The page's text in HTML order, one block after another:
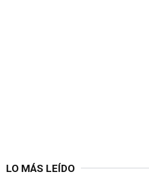
LO MÁS LEÍDO